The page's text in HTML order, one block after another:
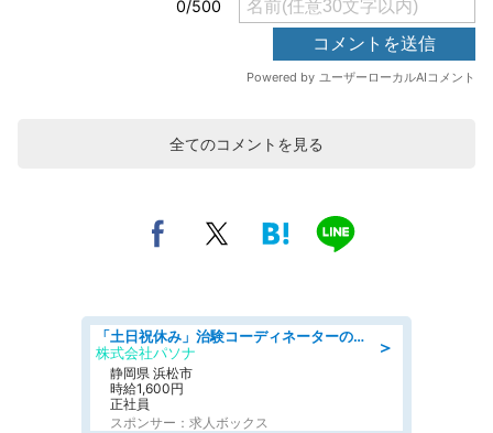
全てのコメントを見る
＞
「土日祝休み」治験コーディネーターのお仕事/未経験OK
株式会社パソナ
静岡県 浜松市
時給1,600円
正社員
スポンサー：求人ボックス